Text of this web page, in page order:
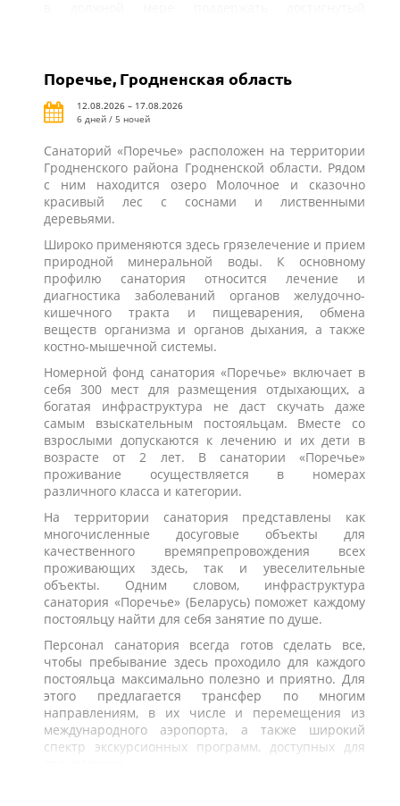
Поречье, Гродненская область
12.08.2026 – 17.08.2026
6 дней / 5 ночей
Санаторий «Поречье» расположен на территории
Гродненского района Гродненской области. Рядом
с ним находится озеро Молочное и сказочно
красивый лес с соснами и лиственными
деревьями.
Широко применяются здесь грязелечение и прием
природной минеральной воды. К основному
профилю санатория относится лечение и
диагностика заболеваний органов желудочно-
кишечного тракта и пищеварения, обмена
веществ организма и органов дыхания, а также
костно-мышечной системы.
Номерной фонд санатория «Поречье» включает в
себя 300 мест для размещения отдыхающих, а
богатая инфраструктура не даст скучать даже
самым взыскательным постояльцам. Вместе со
взрослыми допускаются к лечению и их дети в
возрасте от 2 лет. В санатории «Поречье»
проживание осуществляется в номерах
различного класса и категории.
На территории санатория представлены как
многочисленные досуговые объекты для
качественного времяпрепровождения всех
проживающих здесь, так и увеселительные
объекты. Одним словом, инфраструктура
санатория «Поречье» (Беларусь) поможет каждому
постояльцу найти для себя занятие по душе.
Персонал санатория всегда готов сделать все,
чтобы пребывание здесь проходило для каждого
постояльца максимально полезно и приятно. Для
этого предлагается трансфер по многим
направлениям, в их числе и перемещения из
международного аэропорта, а также широкий
спектр экскурсионных программ, доступных для